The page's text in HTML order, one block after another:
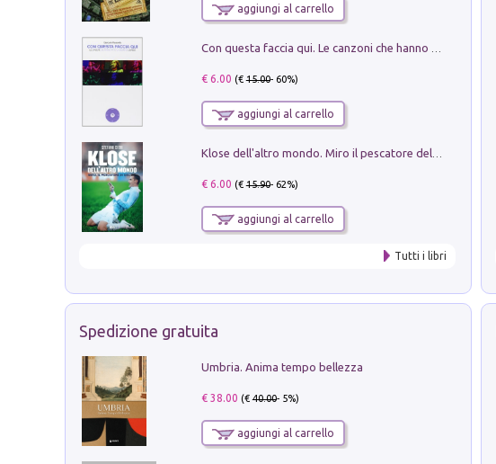
aggiungi al carrello
€ 6.00 (€15.00- 60%)
aggiungi al carrello
Klose dell'altro mondo. Miro il pescatore del goal
€ 6.00 (€15.90- 62%)
aggiungi al carrello
Tutti i libri
Spedizione gratuita
Umbria. Anima tempo bellezza
€ 38.00 (€40.00- 5%)
aggiungi al carrello